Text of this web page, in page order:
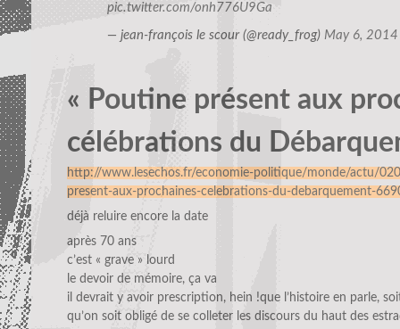
pic.twitter.com/onh776U9Ga
— jean-françois le scour (@ready_frog) May 6, 2014
« Poutine présent aux
célébrations du
http://www.lesechos.fr/economie-politique/monde/actu/
present-aux-prochaines-celebrations-du-debarquement-
déjà reluire encore la date
après 70 ans
c’est « grave » lourd
le devoir de mémoire, ça va
il devrait y avoir prescription, hein !que l’histoire en parle,
qu’on soit obligé de se colleter les discours du haut des